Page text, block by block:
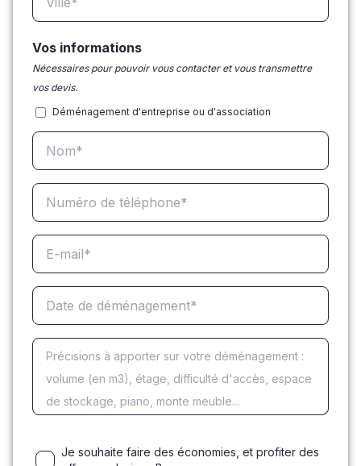
Vos informations
Nécessaires pour pouvoir vous contacter et vous transmettre
vos devis.
Déménagement d'entreprise ou d'association
Je souhaite faire des économies, et profiter des